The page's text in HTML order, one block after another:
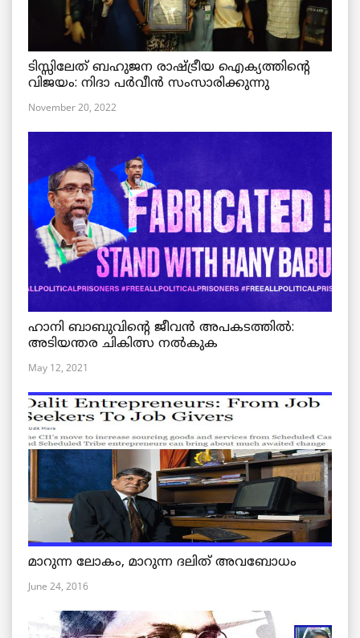
ടിസ്സിലേത് ബഹുജന രാഷ്ട്രീയ ഐക്യത്തിന്റെ
വിജയം: നിദാ പർവീൻ സംസാരിക്കുന്നു
November 20, 2022
ഹാനി ബാബുവിന്റെ ജീവൻ അപകടത്തിൽ:
അടിയന്തര ചികിത്സ നൽകുക
May 12, 2021
മാറുന്ന ലോകം, മാറുന്ന ദലിത് അവബോധം
June 24, 2016